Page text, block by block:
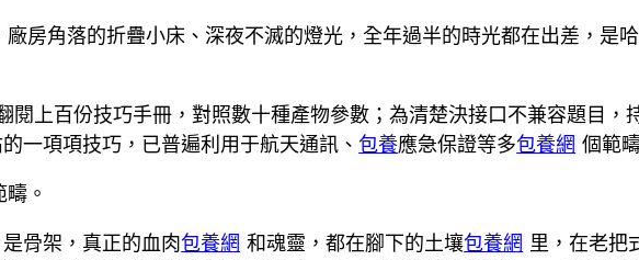
房角落的折疊小床、深夜不滅的燈光，全年過半的時光都在出差，是
閱上百份技巧手冊，對照數十種產物參數；為清楚決接口不兼容題目，
一項項技巧，已普遍利用于航天通訊、包養應急保證等多包養網 個範
。
是骨架，真正的血肉包養網 和魂靈，都在腳下的土壤包養網 里，在老把